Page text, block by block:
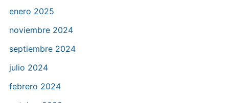
enero 2025
noviembre 2024
septiembre 2024
julio 2024
febrero 2024